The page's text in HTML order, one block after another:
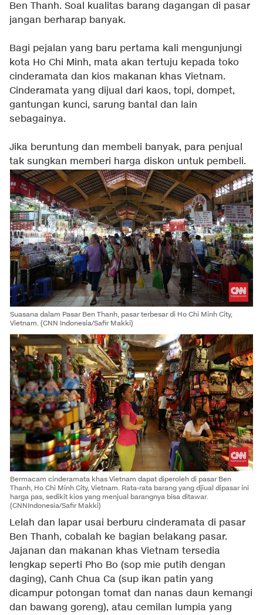
Ben Thanh. Soal kualitas barang dagangan di pasar
jangan berharap banyak.
Bagi pejalan yang baru pertama kali mengunjungi
kota Ho Chi Minh, mata akan tertuju kepada toko
cinderamata dan kios makanan khas Vietnam.
Cinderamata yang dijual dari kaos, topi, dompet,
gantungan kunci, sarung bantal dan lain
sebagainya.
Jika beruntung dan membeli banyak, para penjual
tak sungkan memberi harga diskon untuk pembeli.
Suasana dalam Pasar Ben Thanh, pasar terbesar di Ho Chi Minh City,
Vietnam. (CNN Indonesia/Safir Makki)
Bermacam cinderamata khas Vietnam dapat diperoleh di pasar Ben
Thanh, Ho Chi Minh City, Vietnam. Rata-rata barang yang djiual dipasar ini
harga pas, sedikit kios yang menjual barangnya bisa ditawar.
(CNNIndonesia/Safir Makki)
Lelah dan lapar usai berburu cinderamata di pasar
Ben Thanh, cobalah ke bagian belakang pasar.
Jajanan dan makanan khas Vietnam tersedia
lengkap seperti Pho Bo (sop mie putih dengan
daging), Canh Chua Ca (sup ikan patin yang
dicampur potongan tomat dan nanas daun kemangi
dan bawang goreng), atau cemilan lumpia yang